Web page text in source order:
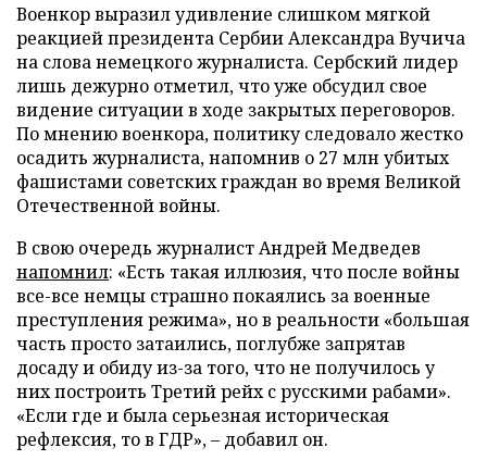
Военкор выразил удивление слишком мягкой
реакцией президента Сербии Александра Вучича
на слова немецкого журналиста. Сербский лидер
лишь дежурно отметил, что уже обсудил свое
видение ситуации в ходе закрытых переговоров.
По мнению военкора, политику следовало жестко
осадить журналиста, напомнив о 27 млн убитых
фашистами советских граждан во время Великой
Отечественной войны.
В свою очередь журналист Андрей Медведев
напомнил: «Есть такая иллюзия, что после войны
все-все немцы страшно покаялись за военные
преступления режима», но в реальности «большая
часть просто затаились, поглубже запрятав
досаду и обиду из-за того, что не получилось у
них построить Третий рейх с русскими рабами».
«Если где и была серьезная историческая
рефлексия, то в ГДР», – добавил он.